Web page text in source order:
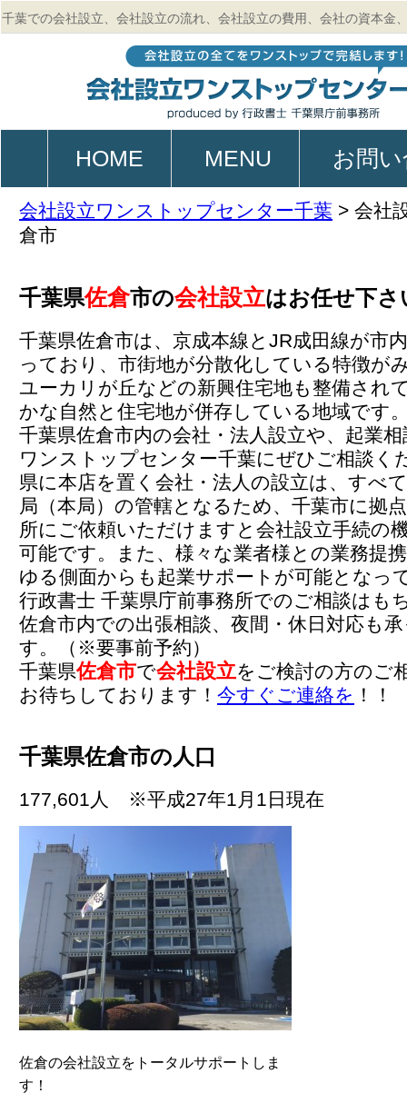
千葉での会社設立、会社設立の流れ、会社設立の費用、会社の資本金
HOME MENU お問
会社設立ワンストップセンター千葉 > 会社
倉市
千葉県佐倉市の会社設立はお任せ下さ
千葉県佐倉市は、京成本線とJR成田線が市
っており、市街地が分散化している特徴が
ユーカリが丘などの新興住宅地も整備され
かな自然と住宅地が併存している地域です
千葉県佐倉市内の会社・法人設立や、起業
ワンストップセンター千葉にぜひご相談く
県に本店を置く会社・法人の設立は、すべ
局（本局）の管轄となるため、千葉市に拠
所にご依頼いただけますと会社設立手続の
可能です。また、様々な業者様との業務提
ゆる側面からも起業サポートが可能となっ
行政書士 千葉県庁前事務所でのご相談はも
佐倉市内での出張相談、夜間・休日対応も
す。（※要事前予約）
千葉県佐倉市で会社設立をご検討の方のご
お待ちしております！ 今すぐご連絡を ！！
千葉県佐倉市の人口
177,601人 ※平成27年1月1日現在
佐倉の会社設立をトータルサポートしま
す！